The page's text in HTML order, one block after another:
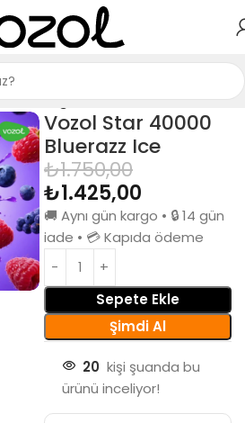
Sigara
Vozol Star 40000
Bluerazz Ice
₺1.750,00
₺1.425,00
🚚 Aynı gün kargo • 🔒 14 gün
iade • 💳 Kapıda ödeme
Sepete Ekle
Şimdi Al
20 kişi şuanda bu
ürünü inceliyor!